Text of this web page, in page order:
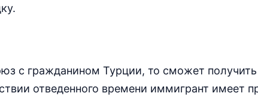
с гражданином Турции, то сможет
отведенного времени иммигрант имеет